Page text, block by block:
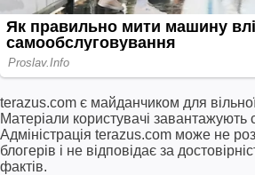
terazus.com є майданчиком для
Матеріали користувачі завантажують
Адміністрація terazus.com може не
блогерів і не відповідає за
фактів.